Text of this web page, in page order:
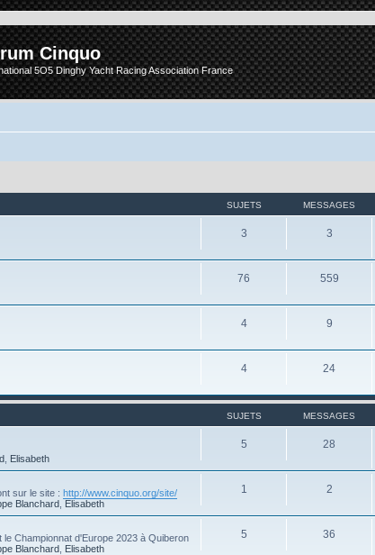
Cinquo
5O5 Dinghy Yacht Racing Association France
SUJETS MESSAGES
3 3
76 559
4 9
4 24
SUJETS MESSAGES
Elisabeth
5 28
sur le site : http://www.cinquo.org/site/
Blanchard Elisabeth
1 2
Championnat d'Europe 2023 à Quiberon
Blanchard Elisabeth
5 36